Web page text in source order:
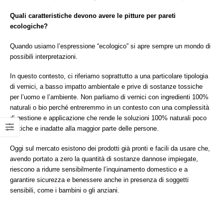
Quali caratteristiche devono avere le pitture per pareti
ecologiche?
Quando usiamo l’espressione “ecologico” si apre sempre un mondo di
possibili interpretazioni.
In questo contesto, ci riferiamo soprattutto a una particolare tipologia
di vernici, a basso impatto ambientale e prive di sostanze tossiche
per l’uomo e l’ambiente. Non parliamo di vernici con ingredienti 100%
naturali o bio perché entreremmo in un contesto con una complessità
di gestione e applicazione che rende le soluzioni 100% naturali poco
pratiche e inadatte alla maggior parte delle persone.
Oggi sul mercato esistono dei prodotti già pronti e facili da usare che,
avendo portato a zero la quantità di sostanze dannose impiegate,
riescono a ridurre sensibilmente l’inquinamento domestico e a
garantire sicurezza e benessere anche in presenza di soggetti
sensibili, come i bambini o gli anziani.